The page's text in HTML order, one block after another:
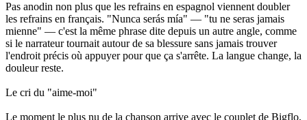
Pas anodin non plus que les refrains en espagnol viennent doubler
les refrains en français. "Nunca serás mía" — "tu ne seras jamais
mienne" — c'est la même phrase dite depuis un autre angle, comme
si le narrateur tournait autour de sa blessure sans jamais trouver
l'endroit précis où appuyer pour que ça s'arrête. La langue change, la
douleur reste.
Le cri du "aime-moi"
Le moment le plus nu de la chanson arrive avec le couplet de Bigflo,